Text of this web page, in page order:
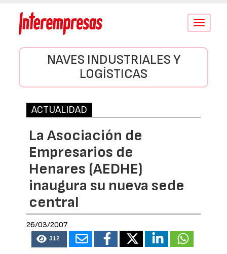
Conmutar
NAVES INDUSTRIALES Y
LOGÍSTICAS
ACTUALIDAD
La Asociación de
Empresarios de
Henares (AEDHE)
inaugura su nueva sede
central
26/03/2007
312